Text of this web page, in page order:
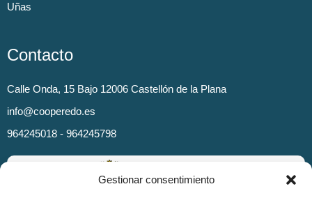
Gestionar consentimiento
Uñas
Contacto
Calle Onda, 15 Bajo 12006 Castellón de la Plana
info@cooperedo.es
964245018 - 964245798